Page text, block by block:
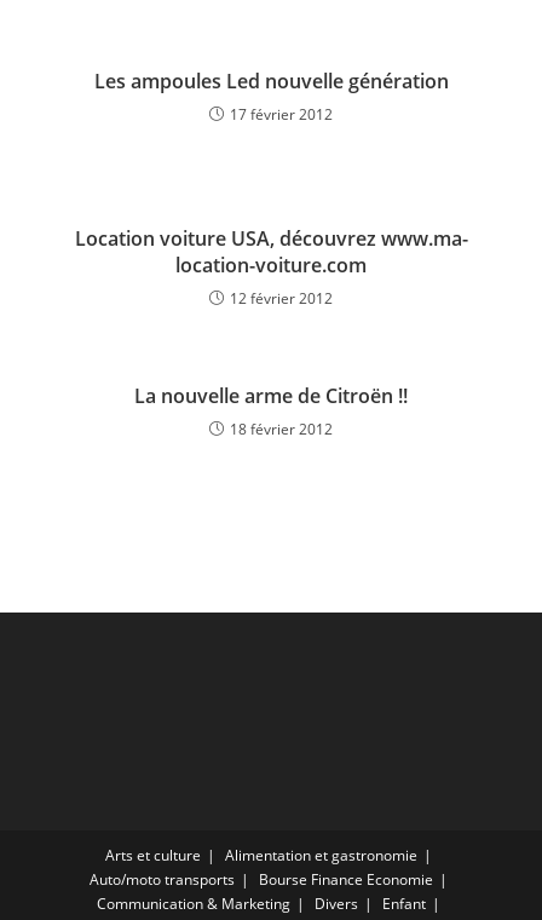
Les ampoules Led nouvelle génération
17 février 2012
Location voiture USA, découvrez www.ma-
location-voiture.com
12 février 2012
La nouvelle arme de Citroën !!
18 février 2012
Arts et culture
Alimentation et gastronomie
Auto/moto transports
Bourse Finance Economie
Communication & Marketing
Divers
Enfant